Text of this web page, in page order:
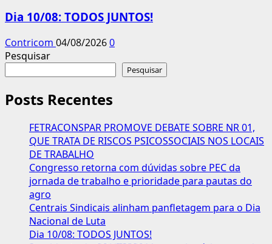
Dia 10/08: TODOS JUNTOS!
Contricom 04/08/20260
Pesquisar
Pesquisar
Posts Recentes
FETRACONSPAR PROMOVE DEBATE SOBRE NR 01,
QUE TRATA DE RISCOS PSICOSSOCIAIS NOS LOCAIS
DE TRABALHO
Congresso retorna com dúvidas sobre PEC da
jornada de trabalho e prioridade para pautas do
agro
Centrais Sindicais alinham panfletagem para o Dia
Nacional de Luta
Dia 10/08: TODOS JUNTOS!